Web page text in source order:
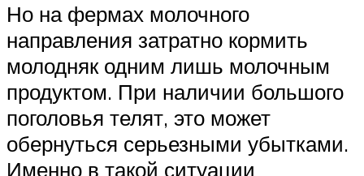
Но на фермах молочного
направления затратно кормить
молодняк одним лишь молочным
продуктом. При наличии большого
поголовья телят, это может
обернуться серьезными убытками.
Именно в такой ситуации